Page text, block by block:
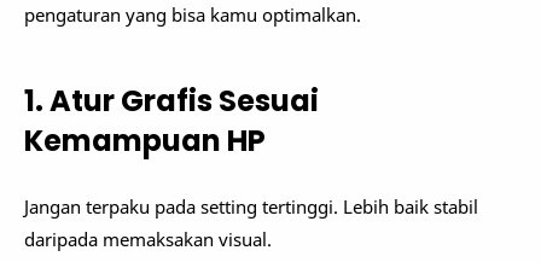
pengaturan yang bisa kamu optimalkan.
1. Atur Grafis Sesuai
Kemampuan HP
Jangan terpaku pada setting tertinggi. Lebih baik stabil
daripada memaksakan visual.